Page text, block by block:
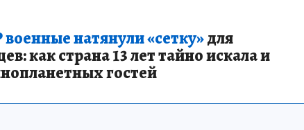
натянули «сетку»для
как страна 13 лет тайно искала и
гостей